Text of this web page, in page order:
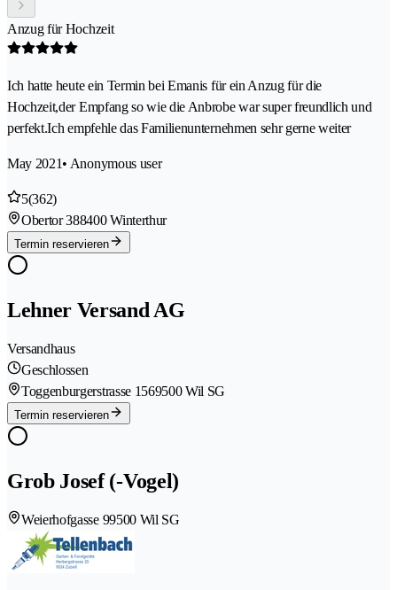
Anzug für Hochzeit
Ich hatte heute ein Termin bei Emanis für ein Anzug für die
Hochzeit,der Empfang so wie die Anbrobe war super freundlich und
perfekt.Ich empfehle das Familienunternehmen sehr gerne weiter
May 2021• Anonymous user
5(362)
Obertor 388400 Winterthur
Termin reservieren
Lehner Versand AG
Versandhaus
Geschlossen
Toggenburgerstrasse 1569500 Wil SG
Termin reservieren
Grob Josef (-Vogel)
Weierhofgasse 99500 Wil SG